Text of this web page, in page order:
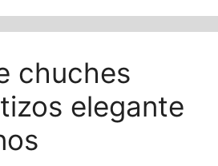
chuches
elegante